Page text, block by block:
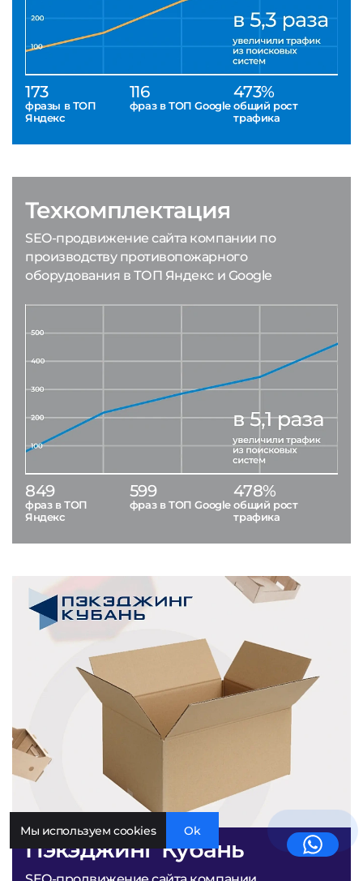
173
фразы в ТОП
Яндекс
116
фраз в ТОП Google
473%
общий рост
трафика
Пэкэджинг Кубань
Техкомплектация
SEO-продвижение сайта компании по
производству противопожарного
оборудования в ТОП Яндекс и Google
849
фраз в ТОП
Яндекс
599
фраз в ТОП Google
478%
общий рост
трафика
Мы используем cookies Ok